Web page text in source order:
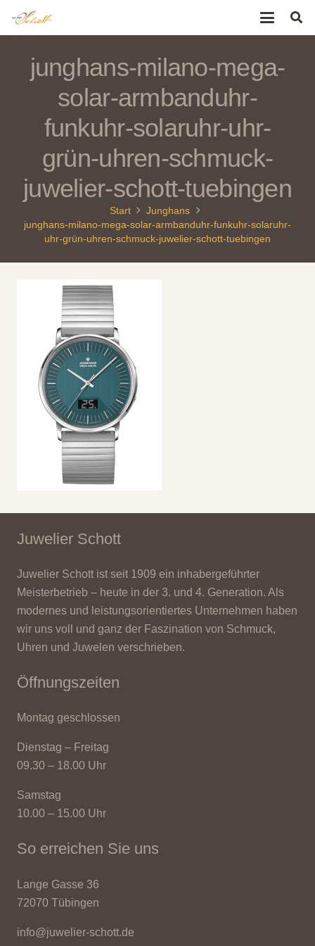
junghans-milano-mega-
solar-armbanduhr-
funkuhr-solaruhr-uhr-
grün-uhren-schmuck-
juwelier-schott-tuebingen
Start
Junghans
junghans-milano-mega-solar-armbanduhr-funkuhr-solaruhr-
uhr-grün-uhren-schmuck-juwelier-schott-tuebingen
Juwelier Schott
Juwelier Schott ist seit 1909 ein inhabergeführter
Meisterbetrieb – heute in der 3. und 4. Generation. Als
modernes und leistungsorientiertes Unternehmen haben
wir uns voll und ganz der Faszination von Schmuck,
Uhren und Juwelen verschrieben.
Öffnungszeiten
Montag geschlossen
Dienstag – Freitag
09.30 – 18.00 Uhr
Samstag
10.00 – 15.00 Uhr
So erreichen Sie uns
Lange Gasse 36
72070 Tübingen
info@juwelier-schott.de